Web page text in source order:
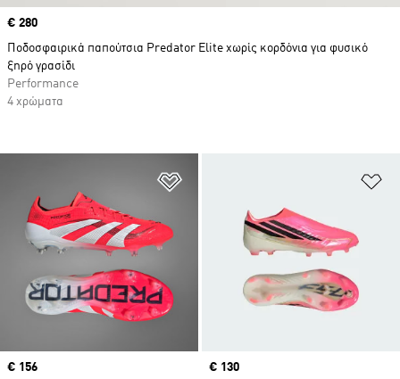
Προσθήκη στη Λίστα Επιθυμιών
Current price
€ 156 Price
€ 130
Price
€ 280
Ποδοσφαιρικά παπούτσια Predator Elite χωρίς κορδόνια για φυσικό
ξηρό γρασίδι
Performance
4 χρώματα